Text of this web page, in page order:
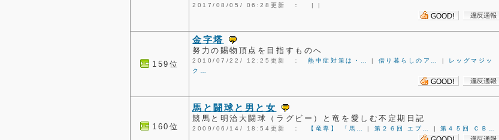
2017/08/05/ 06:28更新 ： | |
159位
金字塔
努力の賜物頂点を目指すものへ
2010/07/22/ 12:25更新 ：熱中症対策は・… | 借り暮らしのア… |
レッグマジッ
ク…
160位
馬と闘球と男と女
競馬と明治大闘球（ラグビー）と竜を愛しむ不定期日記
2009/06/14/ 18:54更新 ： 【竜専】 「馬… | 第２６回 エプ… | 第４５回 ＣＢ…